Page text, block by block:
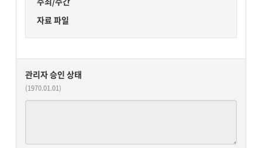
자료 파일
관리자 승인 상태
(1970.01.01)